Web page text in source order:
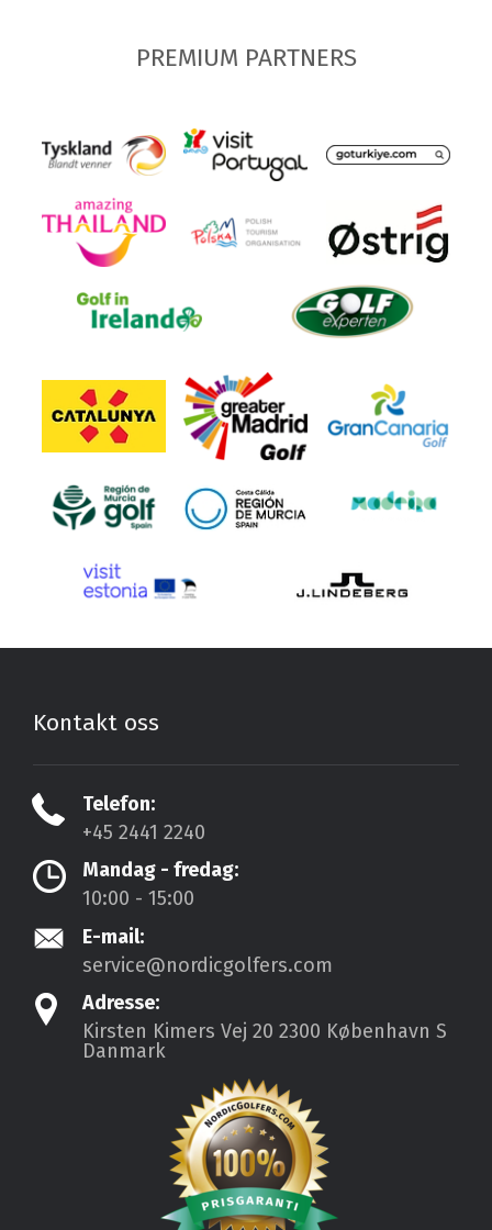
PREMIUM PARTNERS
Kontakt oss
Telefon:
+45 2441 2240
Mandag - fredag:
10:00 - 15:00
E-mail:
service@nordicgolfers.com
Adresse:
Kirsten Kimers Vej 20 2300 København S
Danmark